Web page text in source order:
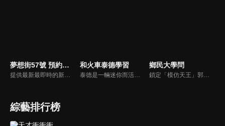
夢想街57號 預約你的夢想
提供最新最即時的新車資訊、邀請汽車達人分享試車報告，同時幫觀眾做最仔細的車款集評！還有專家分享最實用、最省錢的愛車維修撇步，甚至將難得一見的限量車、改裝車直接搬到棚內，將更專業、更豐富、更多元化的內容呈現給觀眾。
和火車泰德學習
泰德是一輛迷你而活潑的火車。 它總是在嘗試新的冒險，並盡可能通過他玩的遊戲學到東西。 在他的冒險中，泰德學習了形狀、顏色和數位。 小朋友們快來和泰德一起快樂地學習吧！
鄉民大學問
鎖定「模仿天王」郭子乾，還有高顏值學霸大學生辛辣提問唷！全新優質節目都在NOWnews《鄉民大學問》！
綜藝排行榜